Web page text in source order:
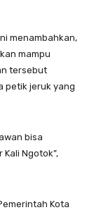
menambahkan,
mampu
tersebut
petik jeruk yang
bisa
Ngotok”,
Kota